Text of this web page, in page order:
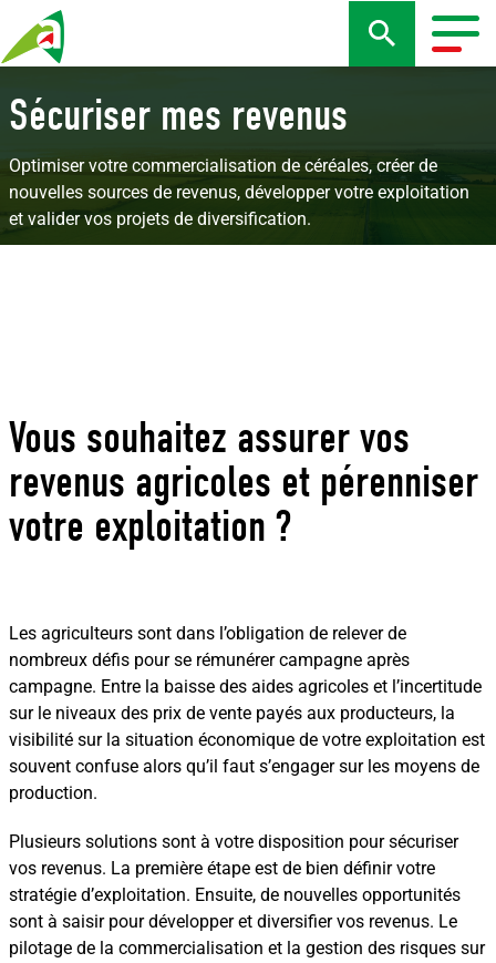
au
contenu
Sécuriser mes revenus
Optimiser votre commercialisation de céréales, créer de
nouvelles sources de revenus, développer votre exploitation
et valider vos projets de diversification.
Vous souhaitez assurer vos
revenus agricoles et pérenniser
votre exploitation ?
Les agriculteurs sont dans l’obligation de relever de
nombreux défis pour se rémunérer campagne après
campagne. Entre la baisse des aides agricoles et l’incertitude
sur le niveaux des prix de vente payés aux producteurs, la
visibilité sur la situation économique de votre exploitation est
souvent confuse alors qu’il faut s’engager sur les moyens de
production.
Plusieurs solutions sont à votre disposition pour sécuriser
vos revenus. La première étape est de bien définir votre
stratégie d’exploitation. Ensuite, de nouvelles opportunités
sont à saisir pour développer et diversifier vos revenus. Le
pilotage de la commercialisation et la gestion des risques sur